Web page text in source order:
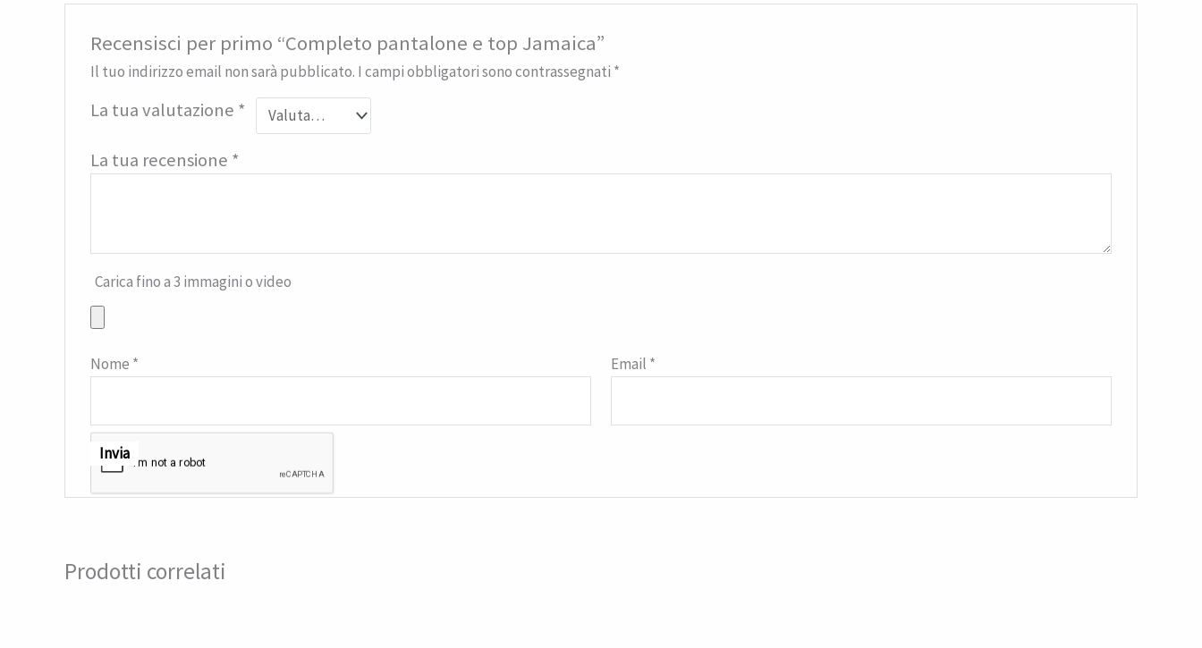
Recensisci per primo “Completo pantalone e top Jamaica”
Il tuo indirizzo email non sarà pubblicato. I campi obbligatori sono contrassegnati *
La tua valutazione *
La tua recensione *
Carica fino a 3 immagini o video
Nome * Email *
Prodotti correlati